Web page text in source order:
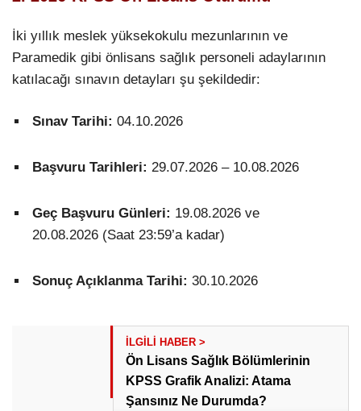
İki yıllık meslek yüksekokulu mezunlarının ve
Paramedik gibi önlisans sağlık personeli adaylarının
katılacağı sınavın detayları şu şekildedir:
Sınav Tarihi: 04.10.2026
Başvuru Tarihleri: 29.07.2026 – 10.08.2026
Geç Başvuru Günleri: 19.08.2026 ve
20.08.2026 (Saat 23:59’a kadar)
Sonuç Açıklanma Tarihi: 30.10.2026
Ön Lisans Sağlık Bölümlerinin
KPSS Grafik Analizi: Atama
Şansınız Ne Durumda?